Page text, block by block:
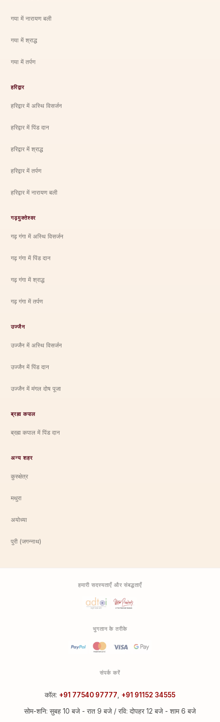
गया में नारायण बली
गया में श्राद्ध
गया में तर्पण
हरिद्वार
हरिद्वार में अस्थि विसर्जन
हरिद्वार में पिंड दान
हरिद्वार में श्राद्ध
हरिद्वार में तर्पण
हरिद्वार में नारायण बली
गढ़मुक्तेश्वर
गढ़ गंगा में अस्थि विसर्जन
गढ़ गंगा में पिंड दान
गढ़ गंगा में श्राद्ध
गढ़ गंगा में तर्पण
उज्जैन
उज्जैन में अस्थि विसर्जन
उज्जैन में पिंड दान
उज्जैन में मंगल दोष पूजा
ब्रह्म कपाल
ब्रह्म कपाल में पिंड दान
अन्य शहर
कुरुक्षेत्र
मथुरा
अयोध्या
पुरी (जगन्नाथ)
हमारी सदस्यताएँ और संबद्धताएँ
भुगतान के तरीके
संपर्क करें
कॉल: +91 77540 97777 +91 91152 34555
सोम-शनि: सुबह 10 बजे - रात 9 बजे / रवि: दोपहर 12 बजे - शाम 6 बजे